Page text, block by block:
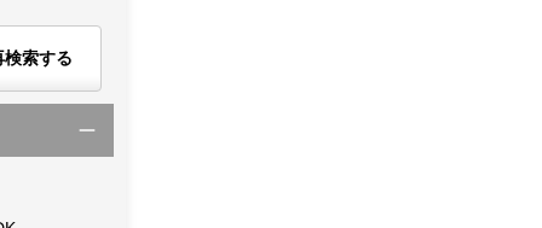
検索する